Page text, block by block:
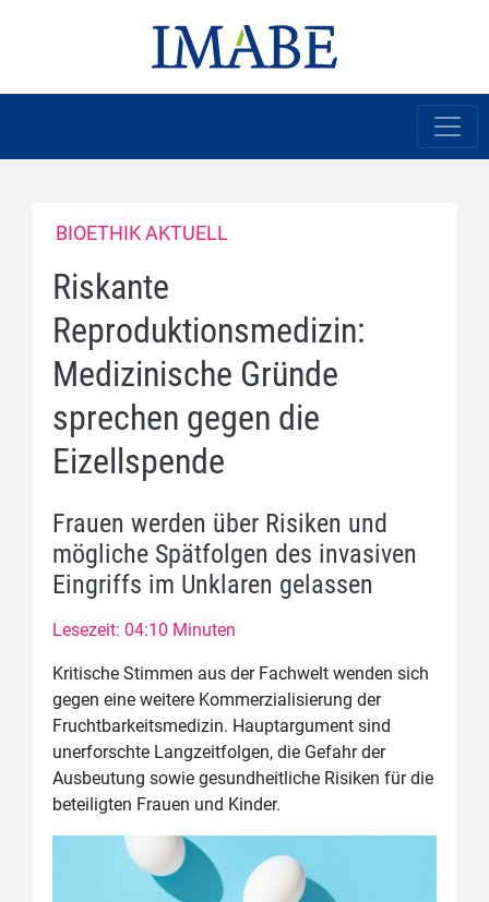
BIOETHIK AKTUELL
Riskante
Reproduktionsmedizin:
Medizinische Gründe
sprechen gegen die
Eizellspende
Frauen werden über Risiken und
mögliche Spätfolgen des invasiven
Eingriffs im Unklaren gelassen
Lesezeit: 04:10 Minuten
Kritische Stimmen aus der Fachwelt wenden sich
gegen eine weitere Kommerzialisierung der
Fruchtbarkeitsmedizin. Hauptargument sind
unerforschte Langzeitfolgen, die Gefahr der
Ausbeutung sowie gesundheitliche Risiken für die
beteiligten Frauen und Kinder.